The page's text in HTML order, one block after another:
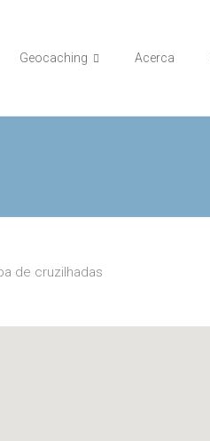
Geocaching Acerca
de cruzilhadas